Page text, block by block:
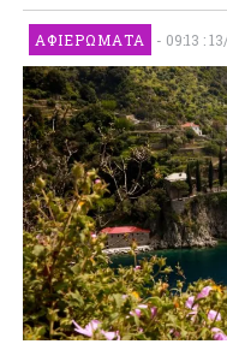
ΑΦΙΕΡΏΜΑΤΑ - 09:13 :